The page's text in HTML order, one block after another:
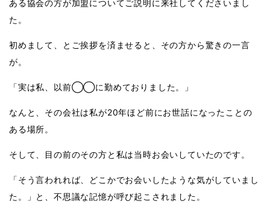
ある協会の方が加盟についてご説明に来社してくださいまし
た。
初めまして、とご挨拶を済ませると、その方から驚きの一言
が。
「実は私、以前◯◯に勤めておりました。」
なんと、その会社は私が20年ほど前にお世話になったことの
ある場所。
そして、目の前のその方と私は当時お会いしていたのです。
「そう言われれば、どこかでお会いしたような気がしていまし
た。」と、不思議な記憶が呼び起こされました。